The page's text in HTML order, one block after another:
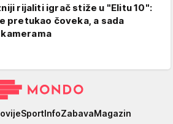
rijaliti igrač stiže u "Elitu 10":
pretukao čoveka, a sada
SportInfoZabavaMagazin